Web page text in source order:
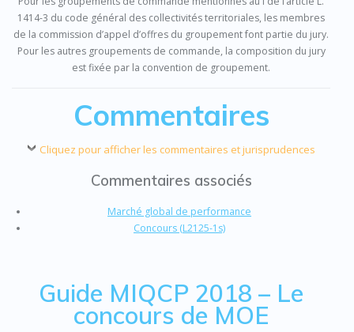
1414-3 du code général des collectivités territoriales, les membres
de la commission d’appel d’offres du groupement font partie du jury.
Pour les autres groupements de commande, la composition du jury
est fixée par la convention de groupement.
Commentaires
Cliquez pour afficher les commentaires et jurisprudences
Commentaires associés
Marché global de performance
Concours (L2125-1s)
Guide MIQCP 2018 – Le
concours de MOE